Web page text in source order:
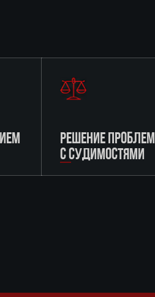
РЕШЕНИЕ ПРОБЛЕМ
С СУДИМОСТЯМИ